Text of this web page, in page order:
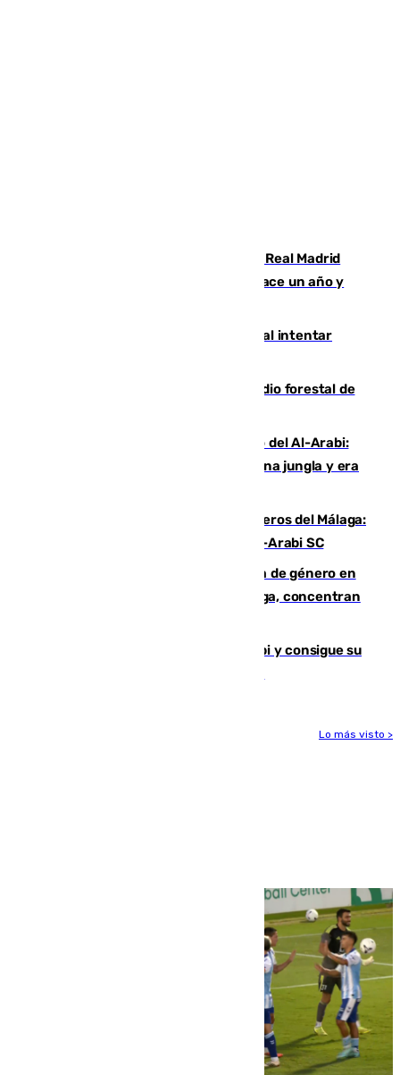
El fichaje más caro de la historia del Real Madrid
costaba 105 millones de euros menos hace un año y
Ceuta suma 82 fallecidos en el mar al intentar
Huelva eleva a emergencia el incendio forestal de
Juanfran Funes, sobre el duro juego del Al-Arabi:
“Por momentos nos hemos metido en una jungla y era
Ya se han estrenado los tres delanteros del Málaga:
Eneko Jauregui, bigoleador contra el Al-Arabi SC
35 mujeres asesinadas por violencia de género en
España en este 2026: Andalucía y Málaga, concentran
El Málaga es muy superior al Al-Arabi y consigue su
Lo más visto >